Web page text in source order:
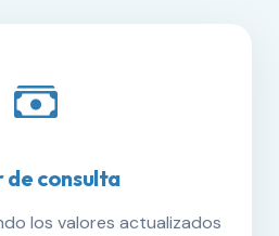
de consulta
los valores actualizados